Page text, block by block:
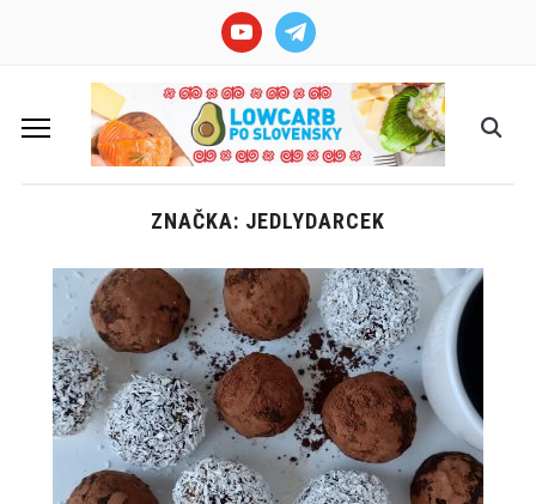
youtubetelegram
ZNAČKA: JEDLYDARCEK